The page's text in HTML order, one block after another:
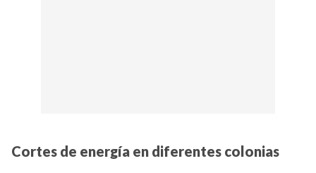
Cortes de energía en diferentes colonias